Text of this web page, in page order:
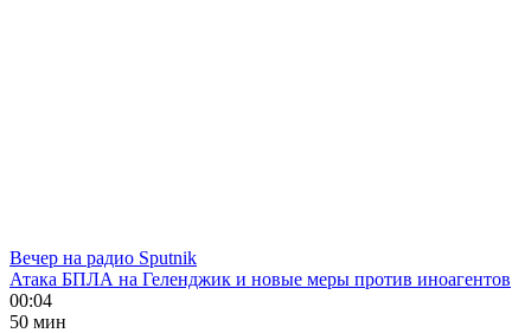
Вечер на радио Sputnik
Атака БПЛА на Геленджик и новые меры против иноагентов
00:04
50 мин